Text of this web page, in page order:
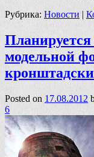
Рубрика: Новости |
Планируется
модельной
Posted on 17.08.2012
6